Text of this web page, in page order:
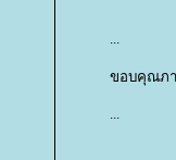
...
ขอบคุณภา
...